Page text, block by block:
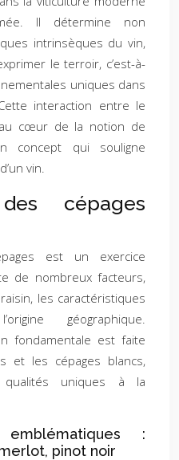
Il détermine non
intrinsèques du vin,
le terroir, c’est-à-
uniques dans
interaction entre le
cœur de la notion de
concept qui souligne
vin.
cépages
est un exercice
de nombreux facteurs,
les caractéristiques
géographique.
fondamentale est faite
et les cépages blancs,
qualités uniques à la
:
pinot noir